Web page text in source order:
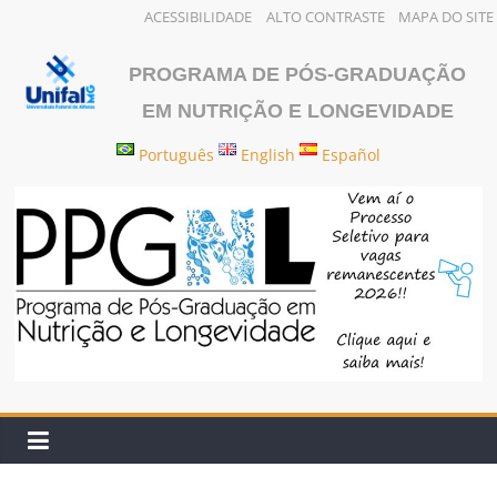
ACESSIBILIDADE ALTO CONTRASTE MAPA DO SITE
PROGRAMA DE PÓS-GRADUAÇÃO
EM NUTRIÇÃO E LONGEVIDADE
Português English Español